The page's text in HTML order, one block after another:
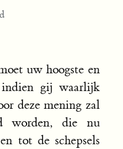
uw hoogste en
gij waarlijk
deze mening zal
worden, die nu
tot de schepsels